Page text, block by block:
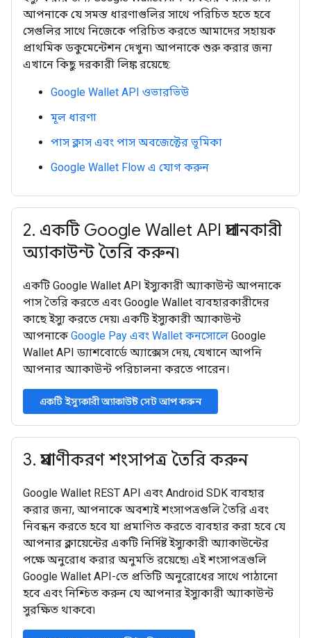
আপনাকে যে সমস্ত ধারণাগুলির সাথে পরিচিত হতে হবে
সেগুলির সাথে নিজেকে পরিচিত করতে আমাদের সহায়ক
প্রাথমিক ডকুমেন্টেশন দেখুন৷ আপনাকে শুরু করার জন্য
এখানে কিছু দরকারী লিঙ্ক রয়েছে:
Google Wallet API ওভারভিউ
মূল ধারণা
পাস ক্লাস এবং পাস অবজেক্টের ভূমিকা
Google Wallet Flow এ যোগ করুন
2. একটি Google Wallet API প্রদানকারী
অ্যাকাউন্ট তৈরি করুন৷
একটি Google Wallet API ইস্যুকারী অ্যাকাউন্ট আপনাকে
পাস তৈরি করতে এবং Google Wallet ব্যবহারকারীদের
কাছে ইস্যু করতে দেয়৷ একটি ইস্যুকারী অ্যাকাউন্ট
আপনাকে Google Pay এবং Wallet কনসোলে Google
Wallet API ড্যাশবোর্ডে অ্যাক্সেস দেয়, যেখানে আপনি
আপনার অ্যাকাউন্ট পরিচালনা করতে পারেন।
একটি ইস্যুকারী অ্যাকাউন্ট সেট আপ করুন
3. প্রমাণীকরণ শংসাপত্র তৈরি করুন
Google Wallet REST API এবং Android SDK ব্যবহার
করার জন্য, আপনাকে অবশ্যই শংসাপত্রগুলি তৈরি এবং
নিবন্ধন করতে হবে যা প্রমাণিত করতে ব্যবহার করা হবে যে
আপনার ক্লায়েন্টের একটি নির্দিষ্ট ইস্যুকারী অ্যাকাউন্টের
পক্ষে অনুরোধ করার অনুমতি রয়েছে৷ এই শংসাপত্রগুলি
Google Wallet API-তে প্রতিটি অনুরোধের সাথে পাঠানো
হবে এবং নিশ্চিত করুন যে আপনার ইস্যুকারী অ্যাকাউন্ট
সুরক্ষিত থাকবে৷